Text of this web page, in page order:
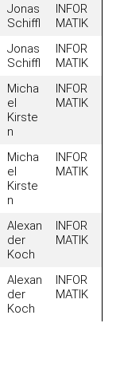
Jonas
Schiffl
INFOR
MATIK
Jonas
Schiffl
INFOR
MATIK
Micha
el
Kirste
n
INFOR
MATIK
Micha
el
Kirste
n
INFOR
MATIK
Alexan
der
Koch
INFOR
MATIK
Alexan
der
Koch
INFOR
MATIK